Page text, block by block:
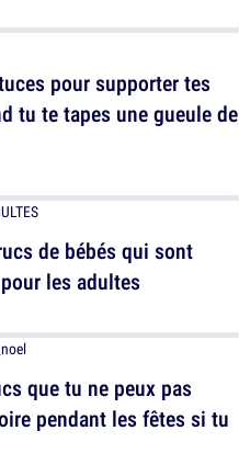
pour supporter tes
tu te tapes une gueule de
de bébés qui sont
les adultes
que tu ne peux pas
pendant les fêtes si tu